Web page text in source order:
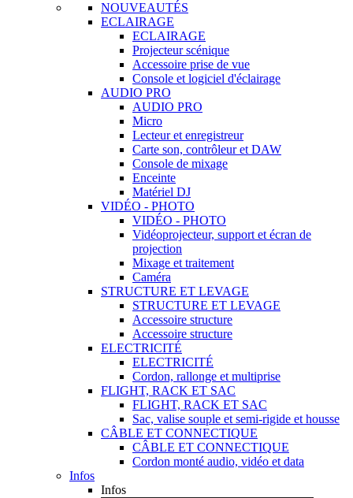
NOUVEAUTÉS
ECLAIRAGE
ECLAIRAGE
Projecteur scénique
Accessoire prise de vue
Console et logiciel d'éclairage
AUDIO PRO
AUDIO PRO
Micro
Lecteur et enregistreur
Carte son, contrôleur et DAW
Console de mixage
Enceinte
Matériel DJ
VIDÉO - PHOTO
VIDÉO - PHOTO
Vidéoprojecteur, support et écran de
projection
Mixage et traitement
Caméra
STRUCTURE ET LEVAGE
STRUCTURE ET LEVAGE
Accessoire structure
Accessoire structure
ELECTRICITÉ
ELECTRICITÉ
Cordon, rallonge et multiprise
FLIGHT, RACK ET SAC
FLIGHT, RACK ET SAC
Sac, valise souple et semi-rigide et housse
CÂBLE ET CONNECTIQUE
CÂBLE ET CONNECTIQUE
Cordon monté audio, vidéo et data
Infos
Infos